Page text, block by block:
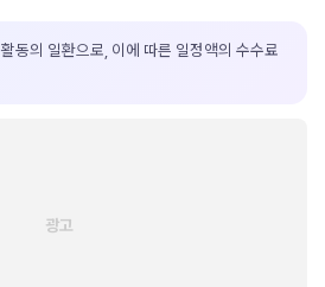
활동의 일환으로, 이에 따른 일정액의 수수료